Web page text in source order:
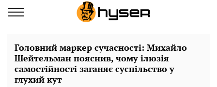
Головний маркер сучасності: Михайло
Шейтельман пояснив, чому ілюзія
самостійності заганяє суспільство у
глухий кут